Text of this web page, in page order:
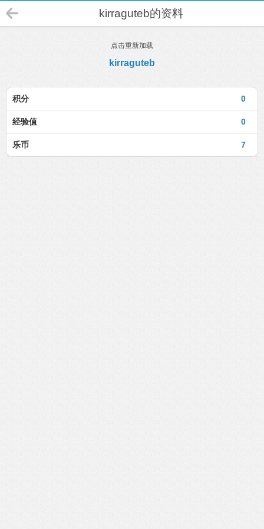
kirraguteb的资料
点击重新加载
kirraguteb
0
积分
0
经验值
7
乐币